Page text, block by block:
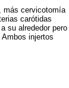
más cervicotomía
carótidas
su alrededor pero
injertos